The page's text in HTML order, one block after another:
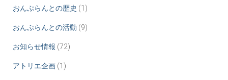
おんぷらんとの歴史 (1)
おんぷらんとの活動 (9)
お知らせ情報 (72)
アトリエ企画 (1)